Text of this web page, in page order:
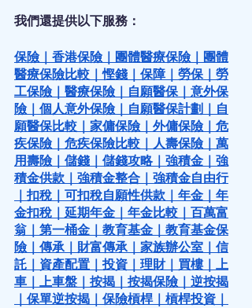
我們還提供以下服務：
保險 香港保險 團體醫療保險
團體
醫療保險比較 ｜慳錢 保障｜ 勞保｜ 勞
工保險
醫療保險 自願醫保｜ 意外保
險
個人意外保險 自願醫保計劃
自
願醫保比較
家傭保險 外傭保險
危
疾保險
危疾保險比較 人壽保險
萬
用壽險
儲錢 儲錢攻略｜ 強積金
強
積金供款
強積金整合
強積金自由行
｜扣稅 可扣稅自願性供款 年金
年
金扣稅
延期年金 年金比較
百萬富
翁
第一桶金 教育基金
教育基金保
險
傳承｜ 財富傳承｜ 家族辦公室
信
託
資產配置 投資 理財｜ 買樓｜ 上
車
上車盤 按揭 按揭保險
逆按揭
保單逆按揭 保險槓桿｜ 槓桿投資